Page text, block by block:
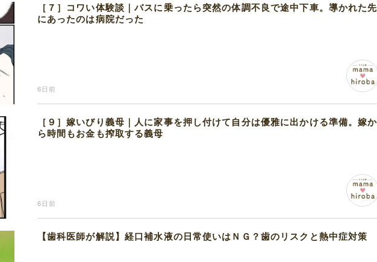
［７］コワい体験談｜バスに乗ったら突然の体調不良で途中下車。導かれた先
にあったのは病院だった
6日前
［９］嫁いびり義母｜人に家事を押し付けて自分は優雅に出かける準備。嫁か
ら時間もお金も搾取する義母
6日前
【歯科医師が解説】経口補水液の日常使いはＮＧ？歯のリスクと熱中症対策